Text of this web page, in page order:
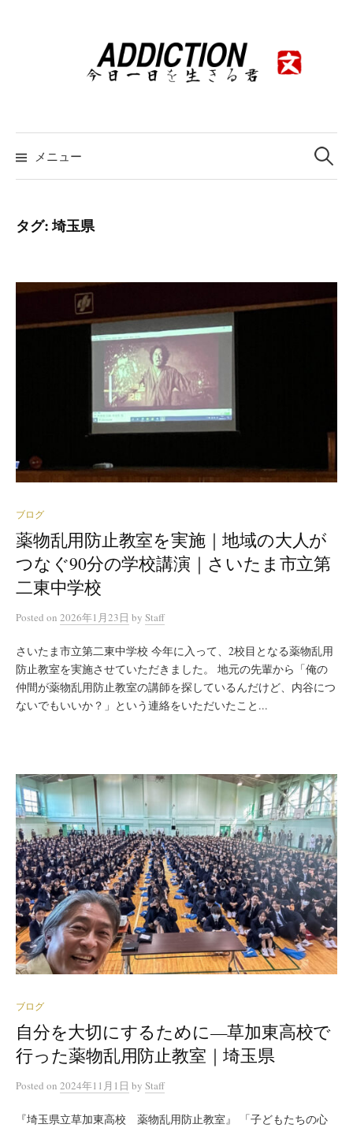
ス
キ
ッ
メニュー
検
索:
タグ:埼玉県
ブログ
薬物乱用防止教室を実施｜地域の大人が
つなぐ90分の学校講演｜さいたま市立第
二東中学校
Posted on 2026年1月23日 by Staff
さいたま市立第二東中学校 今年に入って、2校目となる薬物乱用
防止教室を実施させていただきました。 地元の先輩から「俺の
仲間が薬物乱用防止教室の講師を探しているんだけど、内谷につ
ないでもいいか？」という連絡をいただいたこと...
ブログ
自分を大切にするために—草加東高校で
行った薬物乱用防止教室｜埼玉県
Posted on 2024年11月1日 by Staff
『埼玉県立草加東高校 薬物乱用防止教室』 「子どもたちの心